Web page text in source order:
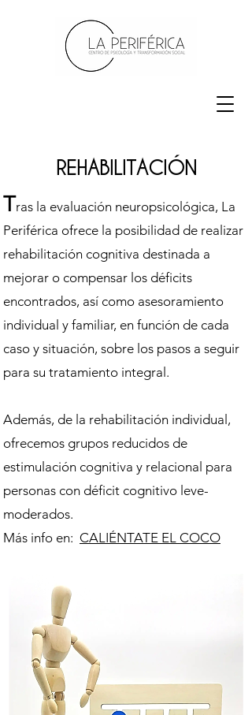
REHABILITACIÓN
Tras la evaluación neuropsicológica, La
Periférica ofrece la posibilidad de realizar
rehabilitación cognitiva destinada a
mejorar o compensar los déficits
encontrados, así como asesoramiento
individual y familiar, en función de cada
caso y situación, sobre los pasos a seguir
para su tratamiento integral.
Además, de la rehabilitación individual,
ofrecemos grupos reducidos de
estimulación cognitiva y relacional para
personas con déficit cognitivo leve-
moderados.
Más info en: CALIÉNTATE EL COCO